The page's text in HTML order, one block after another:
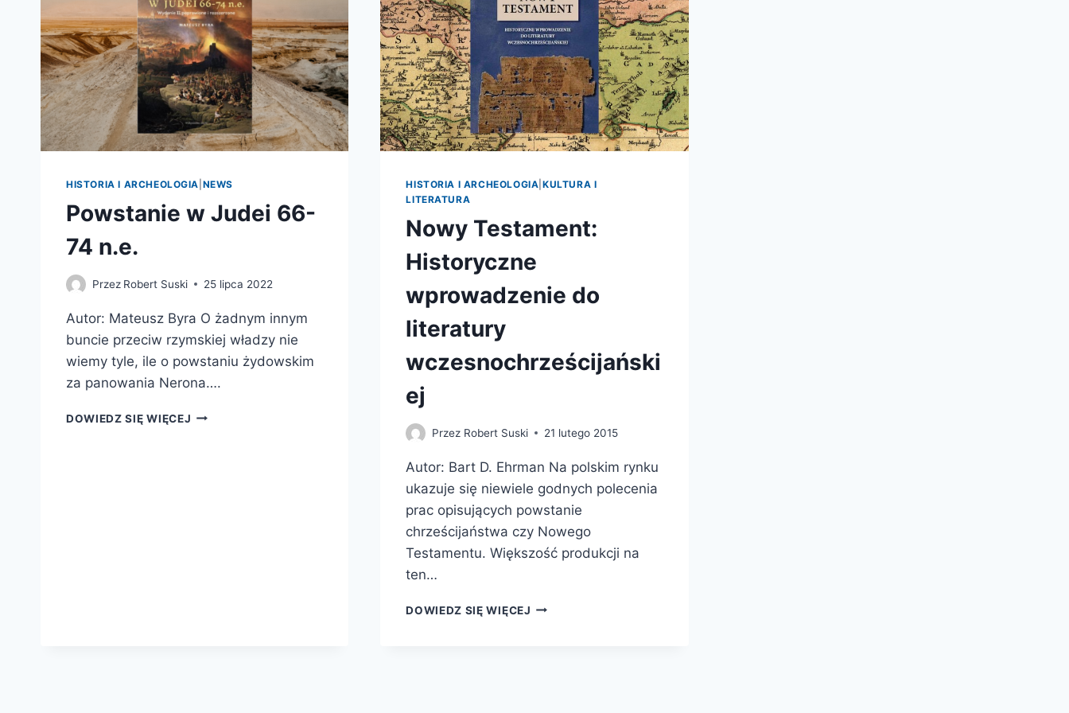
HISTORIA I ARCHEOLOGIA NEWS
Powstanie w Judei 66-
74 n.e.
Przez Robert Suski 25 lipca 2022
Autor: Mateusz Byra O żadnym innym
buncie przeciw rzymskiej władzy nie
wiemy tyle, ile o powstaniu żydowskim
za panowania Nerona….
DOWIEDZ SIĘ WIĘCEJ POWSTANIE
HISTORIA I ARCHEOLOGIA |KULTURA I
LITERATURA
Nowy Testament:
Historyczne
wprowadzenie do
literatury
wczesnochrześcijański
ej
Przez Robert Suski 21 lutego 2015
Autor: Bart D. Ehrman Na polskim rynku
ukazuje się niewiele godnych polecenia
prac opisujących powstanie
chrześcijaństwa czy Nowego
Testamentu. Większość produkcji na
ten…
DOWIEDZ SIĘ WIĘCEJ NOWY